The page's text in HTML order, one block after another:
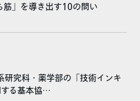
筋」を導き出す10の問い
究科・薬学部の「技術インキ
する基本協…